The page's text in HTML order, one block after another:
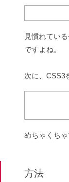
見慣れてい
ですよね。
次に、CSS3
めちゃくち
方法